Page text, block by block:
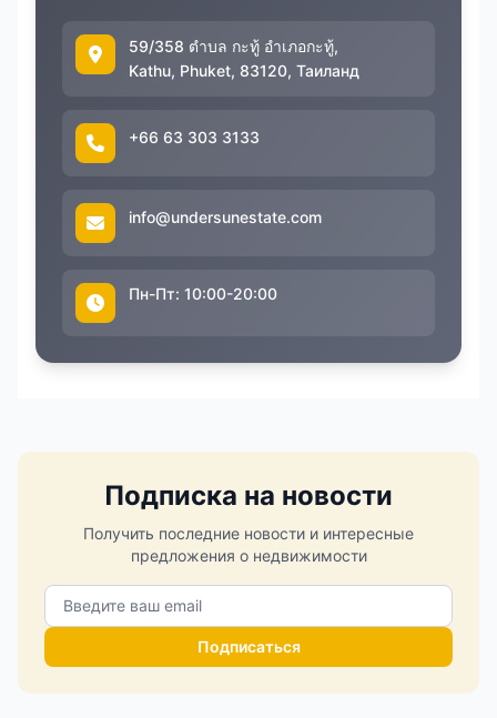
59/358 ตำบล กะทู้ อำเภอกะทู้,
Kathu, Phuket, 83120, Таиланд
+66 63 303 3133
info@undersunestate.com
Пн-Пт: 10:00-20:00
Подписка на новости
Получить последние новости и интересные
предложения о недвижимости
Подписаться